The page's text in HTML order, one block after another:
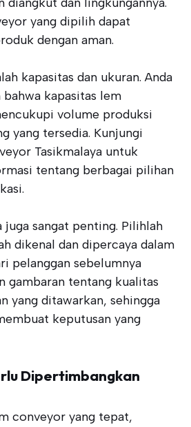
yang dipilih dapat
dengan aman.
kapasitas dan ukuran. Anda
kapasitas lem
volume produksi
yang tersedia. Kunjungi
Tasikmalaya untuk
tentang berbagai pilihan
juga sangat penting. Pilihlah
dikenal dan dipercaya dalam
pelanggan sebelumnya
gambaran tentang kualitas
yang ditawarkan, sehingga
keputusan yang
Dipertimbangkan
conveyor yang tepat,